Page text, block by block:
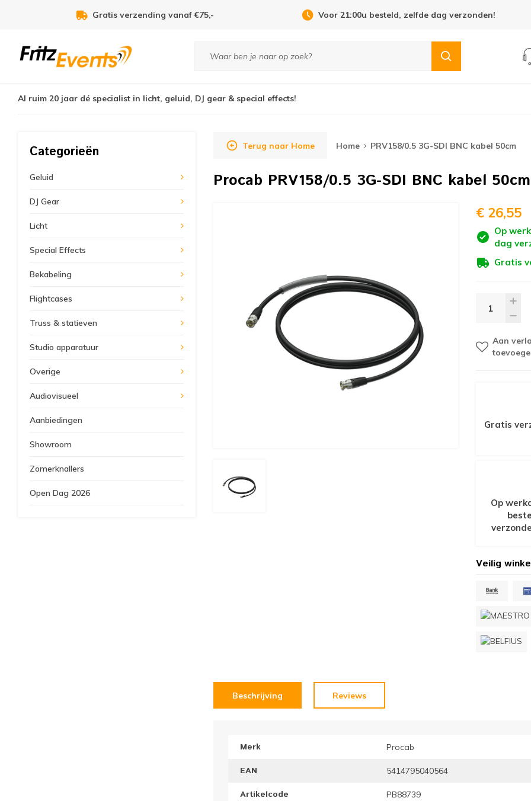
Voor 21:00u besteld, zelfde dag verzonden! Open Dag 19 september in Cuijk!
Al ruim 20 jaar dé specialist in licht, geluid, DJ gear & special effects!
Categorieën
Geluid
DJ Gear
Licht
Special Effects
Bekabeling
Flightcases
Truss & statieven
Studio apparatuur
Overige
Audiovisueel
Aanbiedingen
Showroom
Zomerknallers
Open Dag 2026
Terug naar Home Home PRV158/0.5 3G-SDI BNC kabel 50cm
Procab PRV158/0.5 3G-SDI BNC kabel 50cm
€ 26,55
Op
dag
Gratis
Aan
Gratis
Op
Veilig
Beschrijving Reviews
Merk Procab
EAN 5414795040564
Artikelcode PB88739